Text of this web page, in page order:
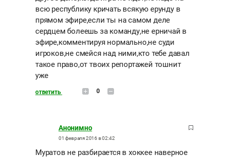
всю республику кричать всякую ерунду в
прямом эфире,если ты на самом деле
сердцем болеешь за команду,не ерничай в
эфире,комментируя нормально,не суди
игроков,не смейся над ними,кто тебе давал
такое право,от твоих репортажей тошнит
уже
ответить 0
Анонимно
01 февраля 2016 в 02:42
Муратов не разбирается в хоккее наверное